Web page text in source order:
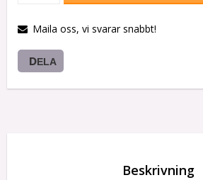
Maila oss, vi svarar snabbt!
DELA
Beskrivning